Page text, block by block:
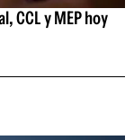
CCL y MEP hoy